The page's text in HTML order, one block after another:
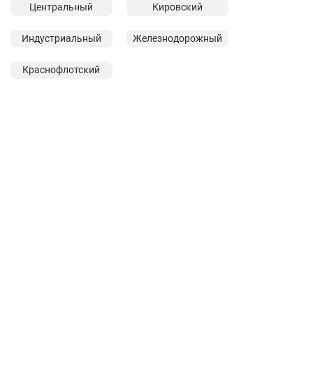
Центральный Кировский
Индустриальный Железнодорожный
Краснофлотский